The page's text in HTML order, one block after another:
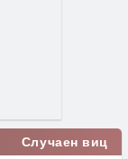
Случаен виц